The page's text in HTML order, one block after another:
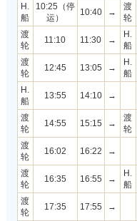
H.
船
10:25（停
运）
10:40 →
渡
轮
渡
轮
11:10 11:30 →
H.
船
渡
轮
12:45 13:05 →
H.
船
H.
船
13:55 14:10 →
渡
轮
14:55 15:15 →
渡
轮
渡
轮
16:02 16:22 →
渡
轮
16:35 16:55 →
H.
船
渡
轮
17:35 17:55 →